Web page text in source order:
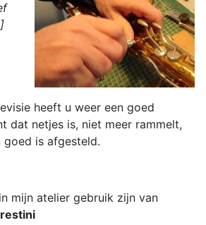
heeft u weer een goed
dat netjes is, niet meer rammelt,
is afgesteld.
mijn atelier gebruik zijn van